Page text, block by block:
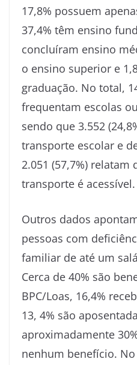
17,8% possuem
37,4% têm ensino
concluíram ensino
o ensino superior e
graduação. No total,
frequentam escolas
sendo que 3.552
transporte escolar e
2.051 (57,7%) relatam
transporte é acessível.
Outros dados
pessoas com
familiar de até um
Cerca de 40% são
BPC/Loas, 16,4%
13, 4% são
aproximadamente
nenhum benefício.